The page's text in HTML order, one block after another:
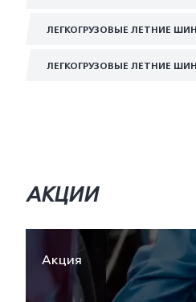
ЛЕГКОГРУЗОВЫЕ ЛЕТНИЕ
ЛЕГКОГРУЗОВЫЕ ЛЕТНИЕ
АКЦИИ
Акция